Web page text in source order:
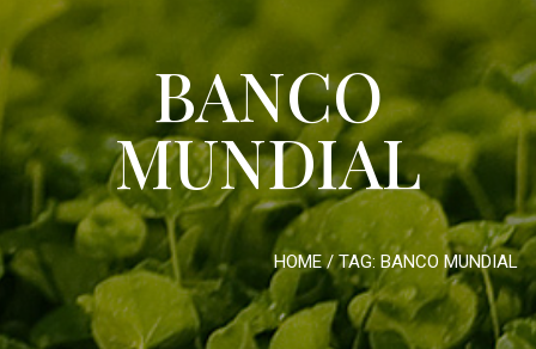
BANCO
MUNDIAL
HOME/ TAG: BANCO MUNDIAL